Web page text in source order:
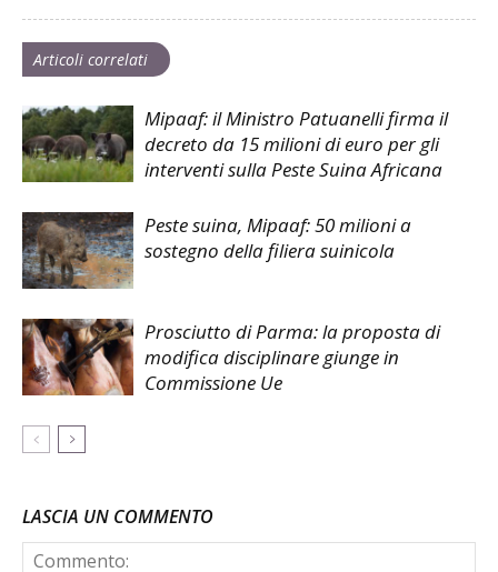
Articoli correlati
Mipaaf: il Ministro Patuanelli firma il
decreto da 15 milioni di euro per gli
interventi sulla Peste Suina Africana
Peste suina, Mipaaf: 50 milioni a
sostegno della filiera suinicola
Prosciutto di Parma: la proposta di
modifica disciplinare giunge in
Commissione Ue
LASCIA UN COMMENTO